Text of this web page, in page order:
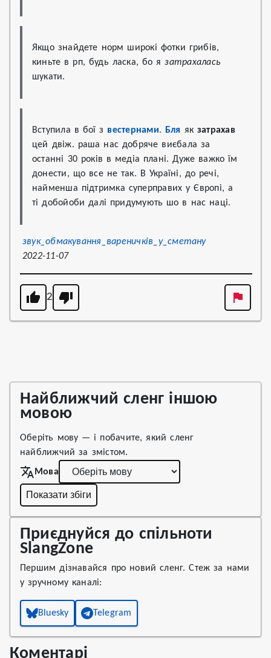
Якщо знайдете норм широкі фотки грибів,
киньте в рп, будь ласка, бо я затрахалась
шукати.
Вступила в бої з вестернами. Бля як затрахав
цей двіж. раша нас добряче виєбала за
останні 30 років в медіа плані. Дуже важко їм
донести, що все не так. В Україні, до речі,
найменша підтримка суперправих у Європі, а
ті добойоби далі придумують шо в нас наці.
звук_обмакування_вареничків_у_сметану
2022-11-07
2
Найближчий сленг іншою
мовою
Оберіть мову — і побачите, який сленг
найближчий за змістом.
Мова
Показати збіги
Приєднуйся до спільноти
SlangZone
Першим дізнавайся про новий сленг. Стеж за нами
у зручному каналі:
Bluesky Telegram
Коментарі